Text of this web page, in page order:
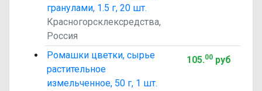
гранулами, 1.5 г, 20 шт.
Красногорсклексредства,
Россия
Ромашки цветки, сырье
растительное
измельченное, 50 г, 1 шт.
105.00руб